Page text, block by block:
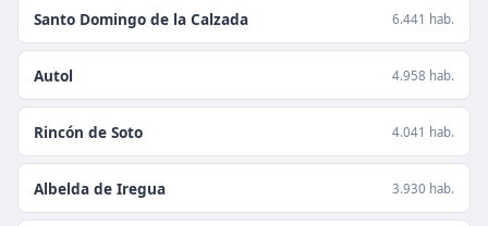
Santo Domingo de la Calzada 6.441 hab.
Autol 4.958 hab.
Rincón de Soto 4.041 hab.
Albelda de Iregua 3.930 hab.